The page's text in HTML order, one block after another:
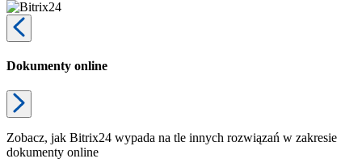
Dokumenty online
Zobacz, jak Bitrix24 wypada na tle innych rozwiązań w zakresie
dokumenty online